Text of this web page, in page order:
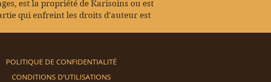
est la propriété de Karisoins ou est
qui enfreint les droits d'auteur est
POLITIQUE DE CONFIDENTIALITÉ
CONDITIONS D'UTILISATIONS